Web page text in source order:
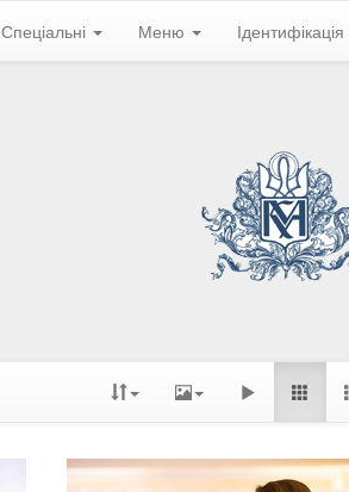
Спеціальні Меню Ідентифікація